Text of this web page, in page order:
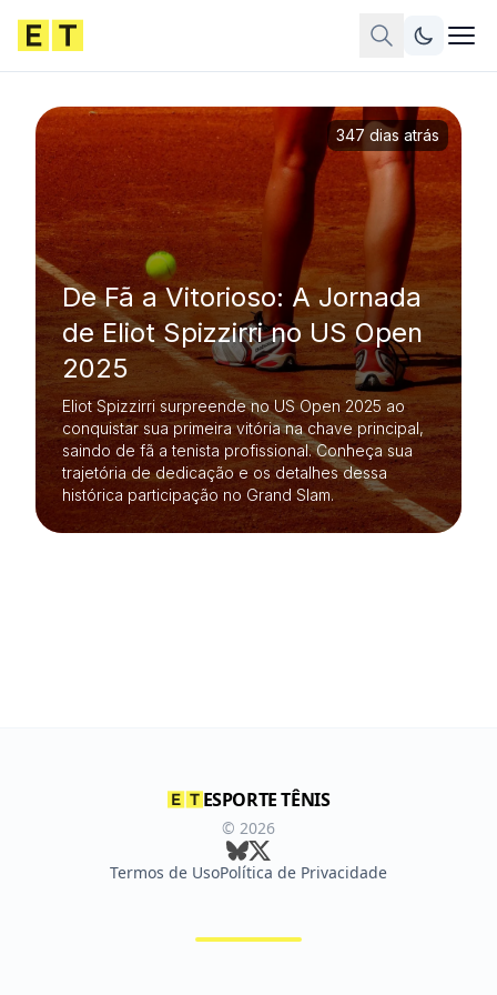
De Fã a Vitorioso: A Jornada
de Eliot Spizzirri no US Open
2025
Eliot Spizzirri surpreende no US Open 2025 ao
conquistar sua primeira vitória na chave principal,
saindo de fã a tenista profissional. Conheça sua
trajetória de dedicação e os detalhes dessa
histórica participação no Grand Slam.
347 dias atrás
ESPORTE TÊNIS
© 2026
Termos de UsoPolítica de Privacidade